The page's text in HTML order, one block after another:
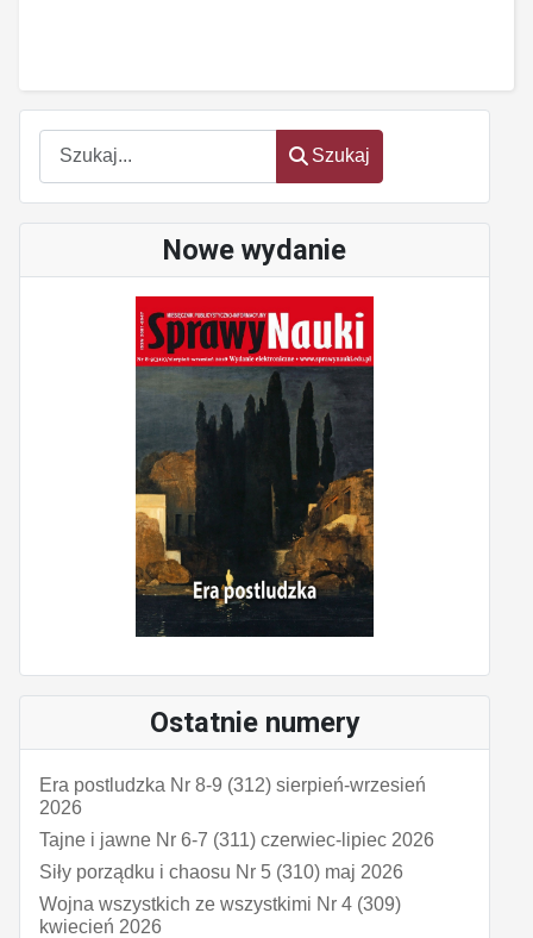
Szukaj
Szukaj
Nowe wydanie
Ostatnie numery
Era postludzka Nr 8-9 (312) sierpień-wrzesień
2026
Tajne i jawne Nr 6-7 (311) czerwiec-lipiec 2026
Siły porządku i chaosu Nr 5 (310) maj 2026
Wojna wszystkich ze wszystkimi Nr 4 (309)
kwiecień 2026